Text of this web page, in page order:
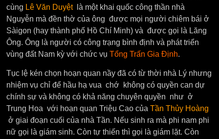
cùng Lê Văn Duyệtlà một khai quốc công thần nhà
Nguyễn mà đền thờ của ông được mọi người chiêm bái ở
Sàigon (hay thành phố Hồ Chí Minh) và được gọi là Lăng
Ông. Ông là người có công trạng bình định và phát triển
vùng đất Nam kỳ với chức vụ Tổng Trấn Gia Định.
Tục lệ kén chọn hoạn quan nầy đã có từ thời nhà Lý nhưng
nhiệm vụ chỉ để hầu hạ vua chớ không có quyền can dự
chính sự và không có khả năng chuyên quyền như ở
Trung Hoa với hoạn quan Triệu Cao củaTần Thủy Hoàng
ở giai đoạn cuối của nhà Tần. Nếu sinh ra mà phi nam phi
nữ gọi là giám sinh. Còn tự thiến thì gọi là giám lặt. Còn